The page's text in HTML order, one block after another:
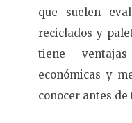
que suelen
reciclados y
tiene
económicas y
conocer antes